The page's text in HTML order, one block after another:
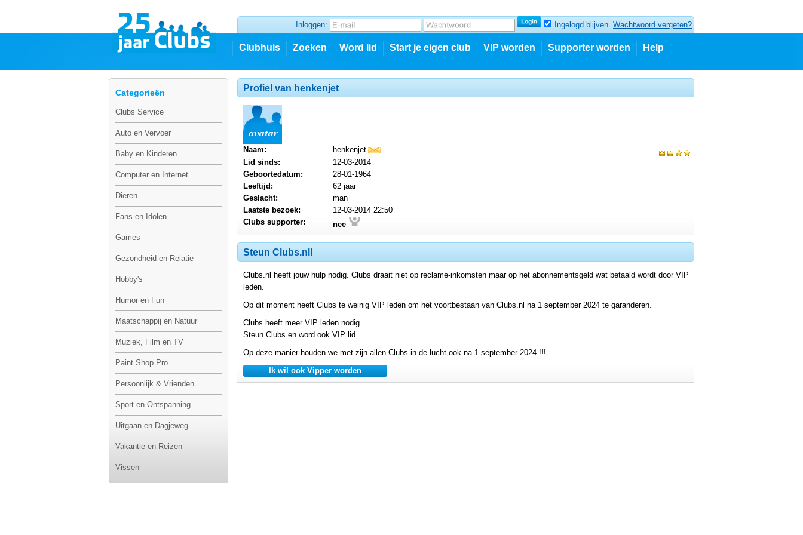
Inloggen: Ingelogd blijven. Wachtwoord vergeten?
Clubhuis Zoeken Word lid Start je eigen club VIP worden Supporter worden Help
Categorieën
Clubs Service
Auto en Vervoer
Baby en Kinderen
Computer en Internet
Dieren
Fans en Idolen
Games
Gezondheid en Relatie
Hobby's
Humor en Fun
Maatschappij en Natuur
Muziek, Film en TV
Paint Shop Pro
Persoonlijk & Vrienden
Sport en Ontspanning
Uitgaan en Dagjeweg
Vakantie en Reizen
Vissen
Profiel van henkenjet
Naam: henkenjet
Lid sinds:
12-03-2014
Geboortedatum:
28-01-1964
Leeftijd:
62 jaar
Geslacht:
man
Laatste bezoek:
12-03-2014 22:50
Clubs supporter:
nee
Steun Clubs.nl!
Clubs.nl heeft jouw hulp nodig. Clubs draait niet op reclame-inkomsten maar op het abonnementsgeld wat betaald wordt door VIP
leden.
Op dit moment heeft Clubs te weinig VIP leden om het voortbestaan van Clubs.nl na 1 september 2024 te garanderen.
Clubs heeft meer VIP leden nodig.
Steun Clubs en word ook VIP lid.
Op deze manier houden we met zijn allen Clubs in de lucht ook na 1 september 2024 !!!